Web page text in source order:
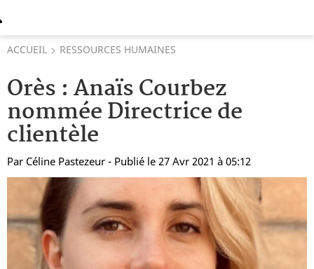
ACCUEIL RESSOURCES HUMAINES
Orès : Anaïs Courbez
nommée Directrice de
clientèle
Par Céline Pastezeur - Publié le 27 Avr 2021 à 05:12